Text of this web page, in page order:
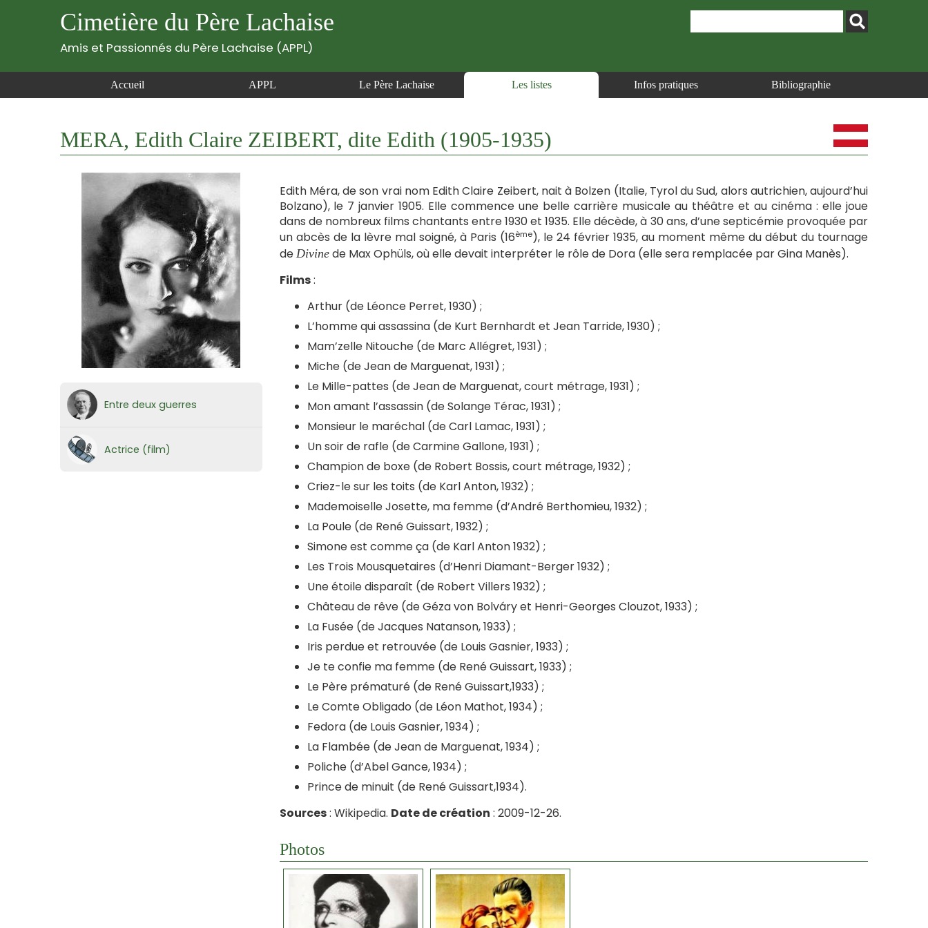
Cimetière du Père Lachaise
Amis et Passionnés du Père Lachaise (APPL)
Accueil APPL Le Père Lachaise Les listes Infos pratiques Bibliographie
MERA, Edith Claire ZEIBERT, dite Edith (1905-1935)
Entre deux guerres
Actrice (film)
Edith Méra, de son vrai nom Edith Claire Zeibert, nait à Bolzen (Italie, Tyrol du Sud, alors autrichien, aujourd’hui
Bolzano), le 7 janvier 1905. Elle commence une belle carrière musicale au théâtre et au cinéma : elle joue
dans de nombreux films chantants entre 1930 et 1935. Elle décède, à 30 ans, d’une septicémie provoquée par
un abcès de la lèvre mal soigné, à Paris (16ème), le 24 février 1935, au moment même du début du tournage
de Divinede Max Ophüls, où elle devait interpréter le rôle de Dora (elle sera remplacée par Gina Manès).
Films:
Arthur (de Léonce Perret, 1930) ;
L’homme qui assassina (de Kurt Bernhardt et Jean Tarride, 1930) ;
Mam’zelle Nitouche (de Marc Allégret, 1931) ;
Miche (de Jean de Marguenat, 1931) ;
Le Mille-pattes (de Jean de Marguenat, court métrage, 1931) ;
Mon amant l’assassin (de Solange Térac, 1931) ;
Monsieur le maréchal (de Carl Lamac, 1931) ;
Un soir de rafle (de Carmine Gallone, 1931) ;
Champion de boxe (de Robert Bossis, court métrage, 1932) ;
Criez-le sur les toits (de Karl Anton, 1932) ;
Mademoiselle Josette, ma femme (d’André Berthomieu, 1932) ;
La Poule (de René Guissart, 1932) ;
Simone est comme ça (de Karl Anton 1932) ;
Les Trois Mousquetaires (d’Henri Diamant-Berger 1932) ;
Une étoile disparaît (de Robert Villers 1932) ;
Château de rêve (de Géza von Bolváry et Henri-Georges Clouzot, 1933) ;
La Fusée (de Jacques Natanson, 1933) ;
Iris perdue et retrouvée (de Louis Gasnier, 1933) ;
Je te confie ma femme (de René Guissart, 1933) ;
Le Père prématuré (de René Guissart,1933) ;
Le Comte Obligado (de Léon Mathot, 1934) ;
Fedora (de Louis Gasnier, 1934) ;
La Flambée (de Jean de Marguenat, 1934) ;
Poliche (d’Abel Gance, 1934) ;
Prince de minuit (de René Guissart,1934).
Sources: Wikipedia. Date de création : 2009-12-26.
Photos